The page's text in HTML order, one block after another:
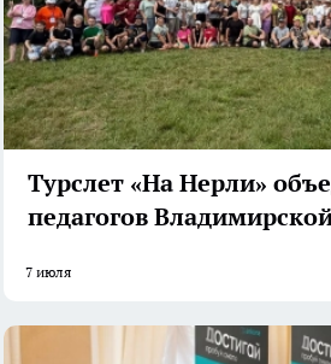
Турслет «На Нерли»
педагогов
7 июля